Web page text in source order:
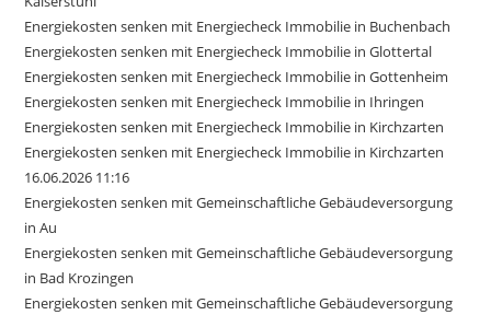
Energiekosten senken mit Energiecheck Immobilie in Buchenbach
Energiekosten senken mit Energiecheck Immobilie in Glottertal
Energiekosten senken mit Energiecheck Immobilie in Gottenheim
Energiekosten senken mit Energiecheck Immobilie in Ihringen
Energiekosten senken mit Energiecheck Immobilie in Kirchzarten
Energiekosten senken mit Energiecheck Immobilie in Kirchzarten
16.06.2026 11:16
Energiekosten senken mit Gemeinschaftliche Gebäudeversorgung
in Au
Energiekosten senken mit Gemeinschaftliche Gebäudeversorgung
in Bad Krozingen
Energiekosten senken mit Gemeinschaftliche Gebäudeversorgung